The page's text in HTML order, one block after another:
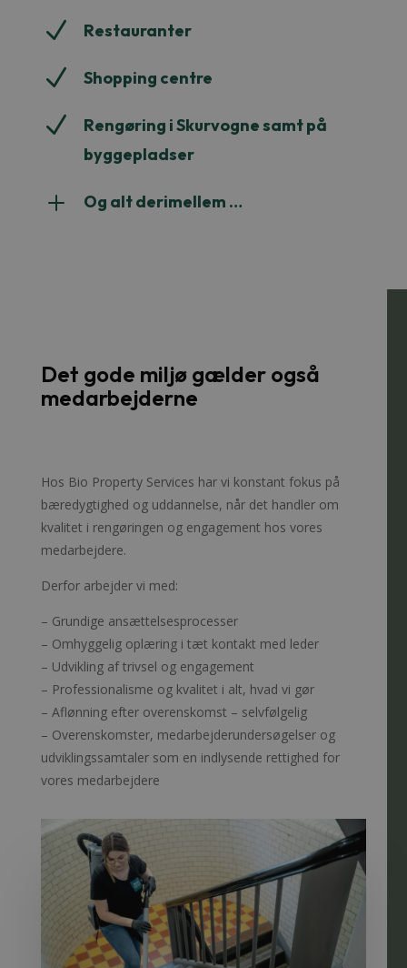
N Restauranter
N Shopping centre
N
Rengøring i Skurvogne samt på
byggepladser
L Og alt derimellem …
Det gode miljø gælder også
medarbejderne
Hos Bio Property Services har vi konstant fokus på
bæredygtighed og uddannelse, når det handler om
kvalitet i rengøringen og engagement hos vores
medarbejdere.
Derfor arbejder vi med:
– Grundige ansættelsesprocesser
– Omhyggelig oplæring i tæt kontakt med leder
– Udvikling af trivsel og engagement
– Professionalisme og kvalitet i alt, hvad vi gør
– Aflønning efter overenskomst – selvfølgelig
– Overenskomster, medarbejderundersøgelser og
udviklingssamtaler som en indlysende rettighed for
vores medarbejdere